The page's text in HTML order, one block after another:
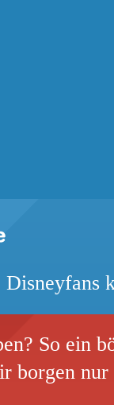
So ein
borgen